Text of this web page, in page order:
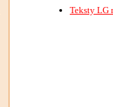
Teksty LG